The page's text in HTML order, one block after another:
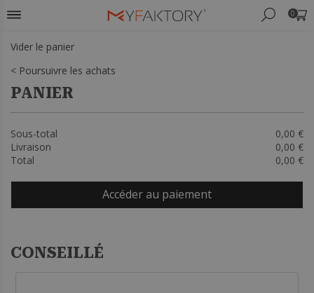
0
Vider le panier
< Poursuivre les achats
PANIER
Sous-total
0,00 €
Livraison
0,00 €
Total
0,00 €
Accéder au paiement
CONSEILLÉ